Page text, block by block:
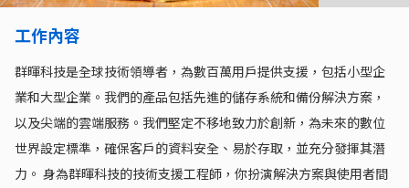
工作內容
群暉科技是全球技術領導者，為數百萬用戶提供支援，包括小型企
業和大型企業。我們的產品包括先進的儲存系統和備份解決方案，
以及尖端的雲端服務。我們堅定不移地致力於創新，為未來的數位
世界設定標準，確保客戶的資料安全、易於存取，並充分發揮其潛
力。 身為群暉科技的技術支援工程師，你扮演解決方案與使用者間